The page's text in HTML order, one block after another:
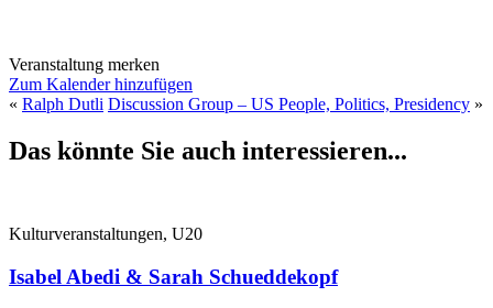
Veranstaltung merken
Zum Kalender hinzufügen
« Ralph Dutli Discussion Group – US People, Politics, Presidency »
Das könnte Sie auch interessieren...
Kulturveranstaltungen, U20
Isabel Abedi & Sarah Schueddekopf